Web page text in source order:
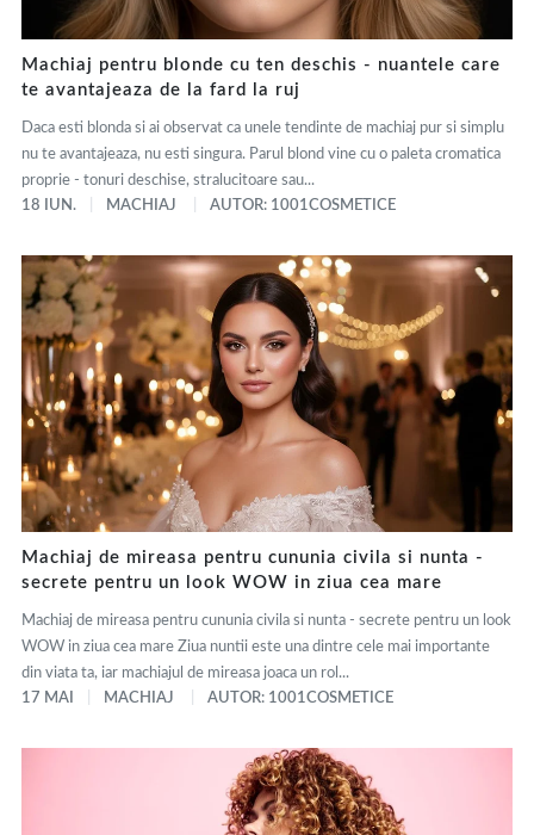
Machiaj pentru blonde cu ten deschis - nuantele care
te avantajeaza de la fard la ruj
Daca esti blonda si ai observat ca unele tendinte de machiaj pur si simplu
nu te avantajeaza, nu esti singura. Parul blond vine cu o paleta cromatica
proprie - tonuri deschise, stralucitoare sau...
18 IUN.
MACHIAJ AUTOR: 1001COSMETICE
Machiaj de mireasa pentru cununia civila si nunta -
secrete pentru un look WOW in ziua cea mare
Machiaj de mireasa pentru cununia civila si nunta - secrete pentru un look
WOW in ziua cea mare Ziua nuntii este una dintre cele mai importante
din viata ta, iar machiajul de mireasa joaca un rol...
17 MAI
MACHIAJ AUTOR: 1001COSMETICE